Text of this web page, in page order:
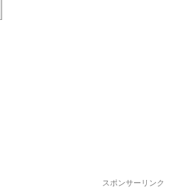
スポンサーリンク